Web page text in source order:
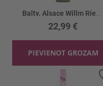
22,99 €
PIEVIENOT GROZAM